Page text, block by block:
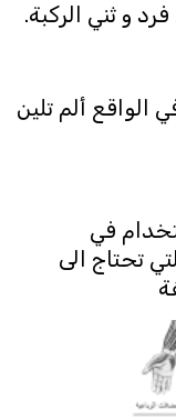
و ثني الركبة.
الواقع ألم تلين
في
تحتاج الى